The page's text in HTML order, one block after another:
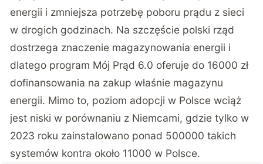
energii i zmniejsza potrzebę poboru prądu z sieci
w drogich godzinach. Na szczęście polski rząd
dostrzega znaczenie magazynowania energii i
dlatego program Mój Prąd 6.0 oferuje do 16000 zł
dofinansowania na zakup właśnie magazynu
energii. Mimo to, poziom adopcji w Polsce wciąż
jest niski w porównaniu z Niemcami, gdzie tylko w
2023 roku zainstalowano ponad 500000 takich
systemów kontra około 11000 w Polsce.